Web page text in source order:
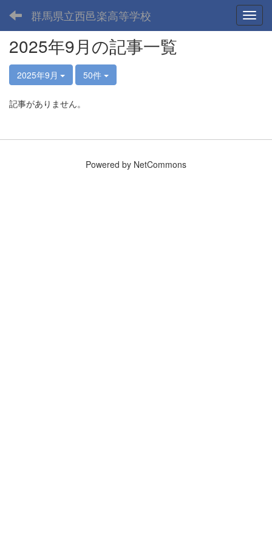
群馬県立西邑楽高等学校
2025年9月の記事一覧
2025年9月 50件
記事がありません。
Powered by NetCommons